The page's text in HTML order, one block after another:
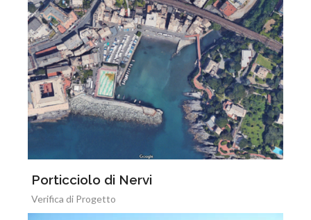
Porticciolo di Nervi
Verifica di Progetto